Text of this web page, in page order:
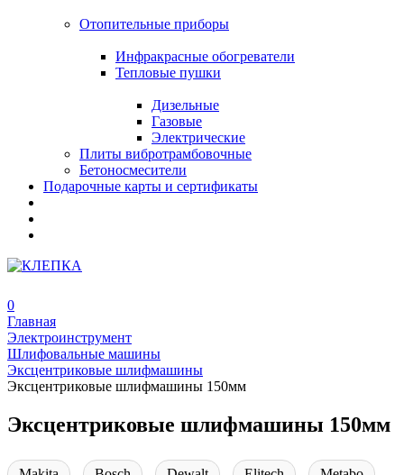
Отопительные приборы
Инфракрасные обогреватели
Тепловые пушки
Дизельные
Газовые
Электрические
Плиты вибротрамбовочные
Бетоносмесители
Подарочные карты и сертификаты
0
Главная
Электроинструмент
Шлифовальные машины
Эксцентриковые шлифмашины
Эксцентриковые шлифмашины 150мм
Эксцентриковые шлифмашины 150мм